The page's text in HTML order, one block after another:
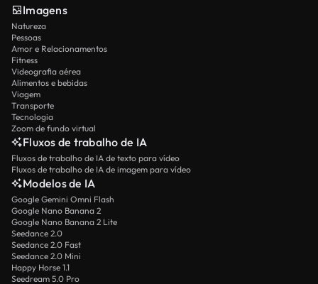
Imagens
Natureza
Pessoas
Amor e Relacionamentos
Fitness
Videografia aérea
Alimentos e bebidas
Viagem
Transporte
Tecnologia
Zoom de fundo virtual
Fluxos de trabalho de IA
Fluxos de trabalho de IA de texto para vídeo
Fluxos de trabalho de IA de imagem para vídeo
Modelos de IA
Google Gemini Omni Flash
Google Nano Banana 2
Google Nano Banana 2 Lite
Seedance 2.0
Seedance 2.0 Fast
Seedance 2.0 Mini
Happy Horse 1.1
Seedream 5.0 Pro